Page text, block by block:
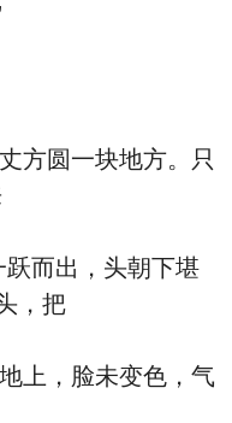
方圆一块地方。只
而出，头朝下堪
，把
上，脸未变色，气